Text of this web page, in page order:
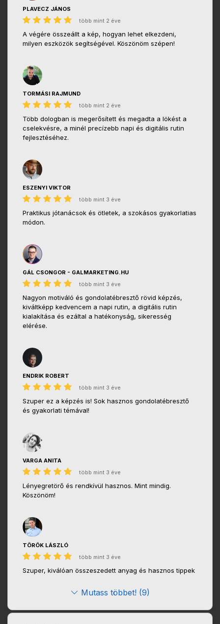
PLAVECZ JÁNOS
több mint 2 éve
A végére összeállt a kép, hogyan lehet elkezdeni,
milyen eszközök segítségével. Köszönöm szépen!
TORMÁSI RAJMUND
több mint 2 éve
Több dologban is megerősített és megadta a lökést a
cselekvésre, a minél precízebb napi és digitális rutin
fejlesztéséhez.
ESZENYI VIKTOR
több mint 3 éve
Praktikus jótanácsok és ötletek, a szokásos gyakorlatias
módon.
GÁL CSONGOR - GALMARKETING.HU
több mint 3 éve
Nagyon motiváló és gondolatébresztő rövid képzés,
kiváltképp kedvencem a napi rutin, a digitális rutin
kialakítása és ezáltal a hatékonyság, sikeresség
elérése.
ENDRIK ROBERT
több mint 3 éve
Szuper ez a képzés is! Sok hasznos gondolatébresztő
és gyakorlati témával!
VARGA ANITA
több mint 3 éve
Lényegretörő és rendkívül hasznos. Mint mindig.
Köszönöm!
TÖRÖK LÁSZLÓ
több mint 3 éve
Szuper, kiválóan összeszedett anyag és hasznos tippek
Mutass többet! (9)